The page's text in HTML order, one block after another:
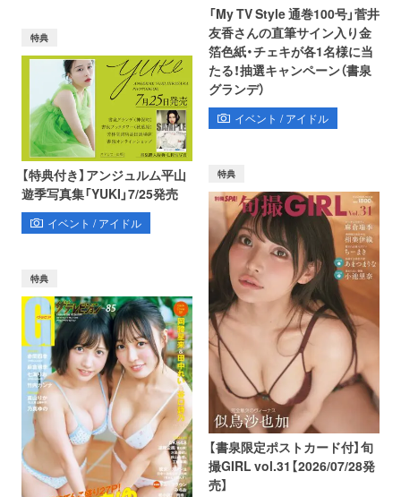
「My TV Style 通巻100号」菅井
友香さんの直筆サイン入り金
箔色紙・チェキが各1名様に当
たる！抽選キャンペーン（書泉
グランデ）
イベント / アイドル
特典
【特典付き】アンジュルム平山
遊季写真集「YUKI」7/25発売
イベント / アイドル
特典
【書泉限定ポストカード付】旬
撮GIRL vol.31【2026/07/28発
売】
特典